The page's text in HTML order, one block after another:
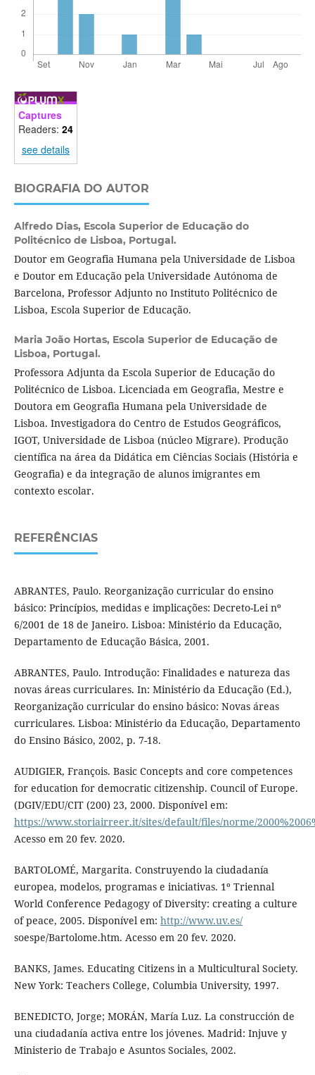
Captures
Readers: 24
see details
BIOGRAFIA DO AUTOR
Alfredo Dias, Escola Superior de Educação do
Politécnico de Lisboa, Portugal.
Doutor em Geografia Humana pela Universidade de Lisboa
e Doutor em Educação pela Universidade Autónoma de
Barcelona, Professor Adjunto no Instituto Politécnico de
Lisboa, Escola Superior de Educação.
Maria João Hortas, Escola Superior de Educação de
Lisboa, Portugal.
Professora Adjunta da Escola Superior de Educação do
Politécnico de Lisboa. Licenciada em Geografia, Mestre e
Doutora em Geografia Humana pela Universidade de
Lisboa. Investigadora do Centro de Estudos Geográficos,
IGOT, Universidade de Lisboa (núcleo Migrare). Produção
científica na área da Didática em Ciências Sociais (História e
Geografia) e da integração de alunos imigrantes em
contexto escolar.
REFERÊNCIAS
ABRANTES, Paulo. Reorganização curricular do ensino
básico: Princípios, medidas e implicações: Decreto-Lei nº
6/2001 de 18 de Janeiro. Lisboa: Ministério da Educação,
Departamento de Educação Básica, 2001.
ABRANTES, Paulo. Introdução: Finalidades e natureza das
novas áreas curriculares. In: Ministério da Educação (Ed.),
Reorganização curricular do ensino básico: Novas áreas
curriculares. Lisboa: Ministério da Educação, Departamento
do Ensino Básico, 2002, p. 7-18.
AUDIGIER, François. Basic Concepts and core competences
for education for democratic citizenship. Council of Europe.
(DGIV/EDU/CIT (200) 23, 2000. Disponível em:
https://www.storiairreer.it/sites/default/files/norme/
Acesso em 20 fev. 2020.
BARTOLOMÉ, Margarita. Construyendo la ciudadanía
europea, modelos, programas e iniciativas. 1º Triennal
World Conference Pedagogy of Diversity: creating a culture
of peace, 2005. Disponível em: http://www.uv.es/
soespe/Bartolome.htm. Acesso em 20 fev. 2020.
BANKS, James. Educating Citizens in a Multicultural Society.
New York: Teachers College, Columbia University, 1997.
BENEDICTO, Jorge; MORÁN, María Luz. La construcción de
una ciudadanía activa entre los jóvenes. Madrid: Injuve y
Ministerio de Trabajo e Asuntos Sociales, 2002.